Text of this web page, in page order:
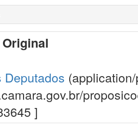
Deputados
]